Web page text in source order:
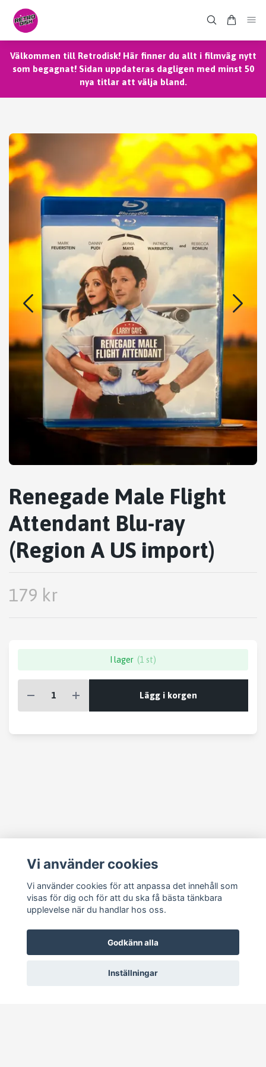
Välkommen till Retrodisk! Här finner du allt i filmväg nytt
som begagnat! Sidan uppdateras dagligen med minst 50
nya titlar att välja bland.
Renegade Male Flight
Attendant Blu-ray
(Region A US import)
179 kr
I lager (1 st)
Lägg i korgen
Köpvillkor
Kontakt
Cookie Concent
Vi använder cookies
Vi använder cookies för att anpassa det innehåll som
visas för dig och för att du ska få bästa tänkbara
upplevelse när du handlar hos oss.
Godkänn alla
Inställningar